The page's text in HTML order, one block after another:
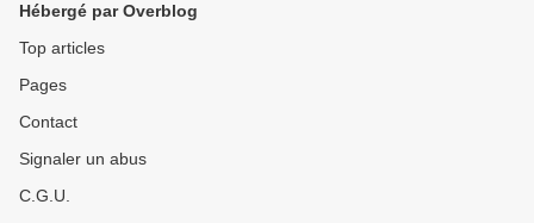
Hébergé par Overblog
Top articles
Pages
Contact
Signaler un abus
C.G.U.